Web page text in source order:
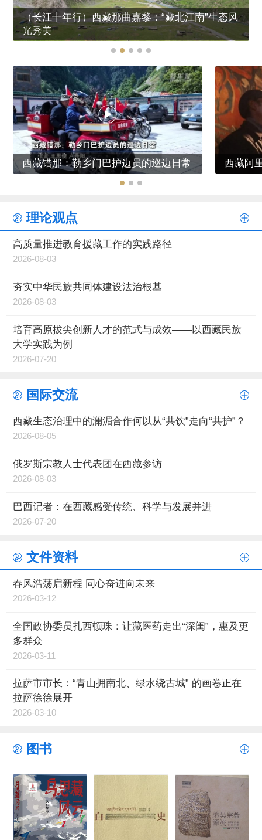
（长江十年行）西藏那曲嘉黎：“藏北江南”生态风
光秀美
西藏错那：勒乡门巴护边员的巡边日常 西藏阿
理论观点
高质量推进教育援藏工作的实践路径
2026-08-03
夯实中华民族共同体建设法治根基
2026-08-03
培育高原拔尖创新人才的范式与成效——以西藏民族
大学实践为例
2026-07-20
国际交流
西藏生态治理中的澜湄合作何以从“共饮”走向“共护”？
2026-08-05
俄罗斯宗教人士代表团在西藏参访
2026-08-03
巴西记者：在西藏感受传统、科学与发展并进
2026-07-20
文件资料
春风浩荡启新程 同心奋进向未来
2026-03-12
全国政协委员扎西顿珠：让藏医药走出“深闺”，惠及更
多群众
2026-03-11
拉萨市市长：“青山拥南北、绿水绕古城” 的画卷正在
拉萨徐徐展开
2026-03-10
图书